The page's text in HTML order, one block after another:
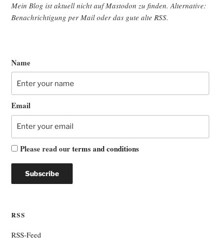
Mein Blog ist aktu­ell nicht auf Mast­o­don zu fin­den. Alter­na­ti­ve:
Benach­rich­ti­gung per Mail oder das gute alte RSS.
Name
Email
Please read ourterms and conditions
RSS
RSS-Feed